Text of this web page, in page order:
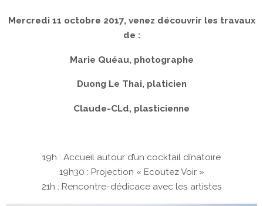
Mercredi 11 octobre 2017, venez découvrir les travaux
de :
Marie Quéau, photographe
Duong Le Thai, platicien
Claude-CLd, plasticienne
19h : Accueil autour d’un cocktail dînatoire
19h30 : Projection « Ecoutez Voir »
21h : Rencontre-dédicace avec les artistes